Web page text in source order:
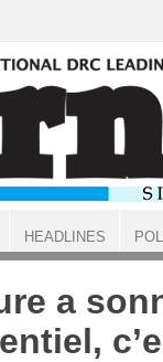
a
HEADLINES